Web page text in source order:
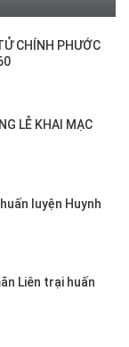
CHÍNH PHƯỚC
LỄ KHAI MẠC
luyện Huynh
Liên trại huấn